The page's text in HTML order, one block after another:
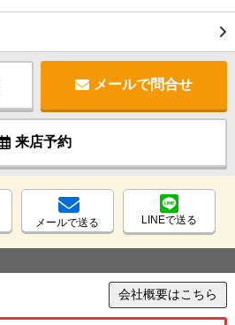
メールで問合せ
来店予約
メールで送る LINEで送る
会社概要はこちら